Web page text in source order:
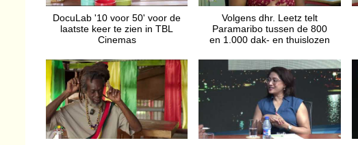
DocuLab '10 voor 50' voor de
laatste keer te zien in TBL
Cinemas
Volgens dhr. Leetz telt
Paramaribo tussen de 800
en 1.000 dak- en thuislozen